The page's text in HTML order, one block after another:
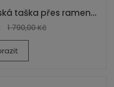
taška přes ramen...
1 790,00 Kč